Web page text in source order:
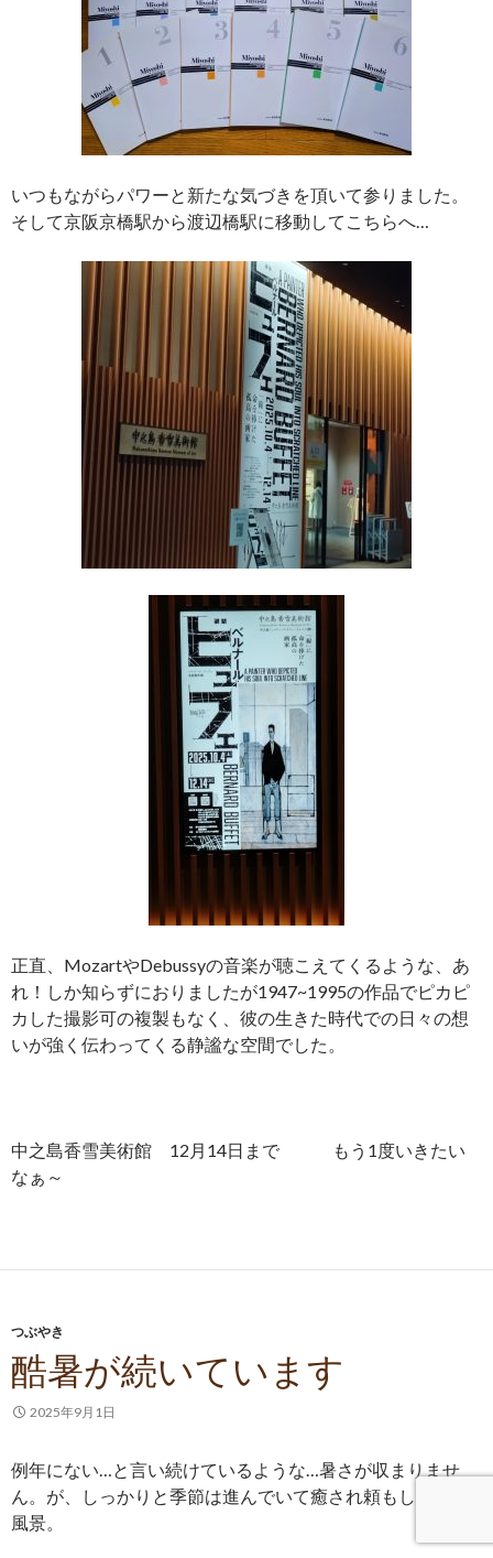
いつもながらパワーと新たな気づきを頂いて参りました。
そして京阪京橋駅から渡辺橋駅に移動してこちらへ…
正直、MozartやDebussyの音楽が聴こえてくるような、あ
れ！しか知らずにおりましたが1947~1995の作品でピカピ
カした撮影可の複製もなく、彼の生きた時代での日々の想
いが強く伝わってくる静謐な空間でした。
中之島香雪美術館 12月14日まで もう1度いきたい
なぁ～
つぶやき
酷暑が続いています
2025年9月1日
例年にない…と言い続けているような…暑さが収まりませ
ん。が、しっかりと季節は進んでいて癒され頼もしいこの
風景。